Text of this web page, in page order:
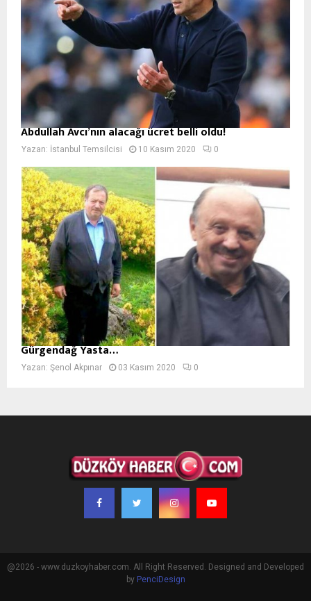
Abdullah Avcı’nın alacağı ücret belli oldu!
Yazan: İstanbul Temsilcisi 10 Kasım 2020 0
Gürgendağ Yasta…
Yazan: Şenol Akpınar 03 Kasım 2020 0
@2026 - www.duzkoyhaber.com. All Right Reserved. Designed and Developed
by PenciDesign